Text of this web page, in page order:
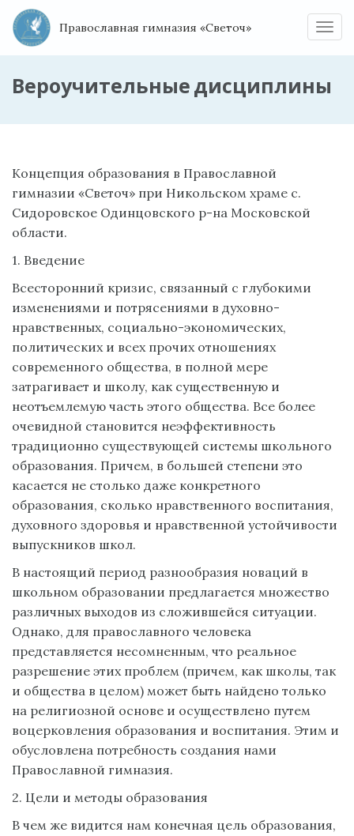
Православная гимназия «Светоч»
Вероучительные дисциплины
Концепция образования в Православной
гимназии «Светоч» при Никольском храме с.
Сидоровское Одинцовского р-на Московской
области.
1. Введение
Всесторонний кризис, связанный с глубокими
изменениями и потрясениями в духовно-
нравственных, социально-экономических,
политических и всех прочих отношениях
современного общества, в полной мере
затрагивает и школу, как существенную и
неотъемлемую часть этого общества. Все более
очевидной становится неэффективность
традиционно существующей системы школьного
образования. Причем, в большей степени это
касается не столько даже конкретного
образования, сколько нравственного воспитания,
духовного здоровья и нравственной устойчивости
выпускников школ.
В настоящий период разнообразия новаций в
школьном образовании предлагается множество
различных выходов из сложившейся ситуации.
Однако, для православного человека
представляется несомненным, что реальное
разрешение этих проблем (причем, как школы, так
и общества в целом) может быть найдено только
на религиозной основе и осуществлено путем
воцерковления образования и воспитания. Этим и
обусловлена потребность создания нами
Православной гимназия.
2. Цели и методы образования
В чем же видится нам конечная цель образования,